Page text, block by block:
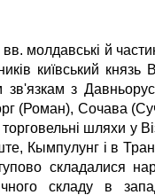
молдавські й
київський
зв'язкам з
(Роман), Сочава
шляхи у
Кымпулунг і в
складалися
складу в